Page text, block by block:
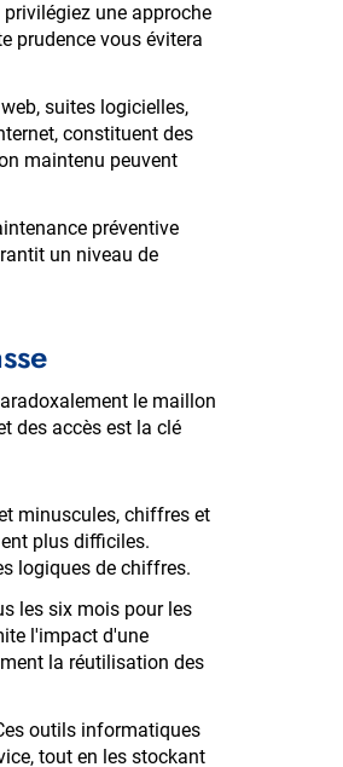
une approche
prudence vous évitera
suites logicielles,
constituent des
maintenu peuvent
préventive
un niveau de
le maillon
des accès est la clé
minuscules, chiffres et
plus difficiles.
logiques de chiffres.
les six mois pour les
l'impact d'une
la réutilisation des
outils informatiques
tout en les stockant